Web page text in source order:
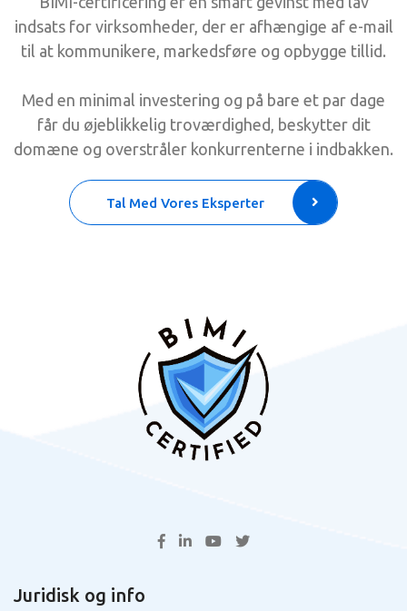
indsats for virksomheder, der er afhængige af e-mail
til at kommunikere, markedsføre og opbygge tillid.
Med en minimal investering og på bare et par dage
får du øjeblikkelig troværdighed, beskytter dit
domæne og overstråler konkurrenterne i indbakken.
Tal Med Vores Eksperter
Juridisk og info